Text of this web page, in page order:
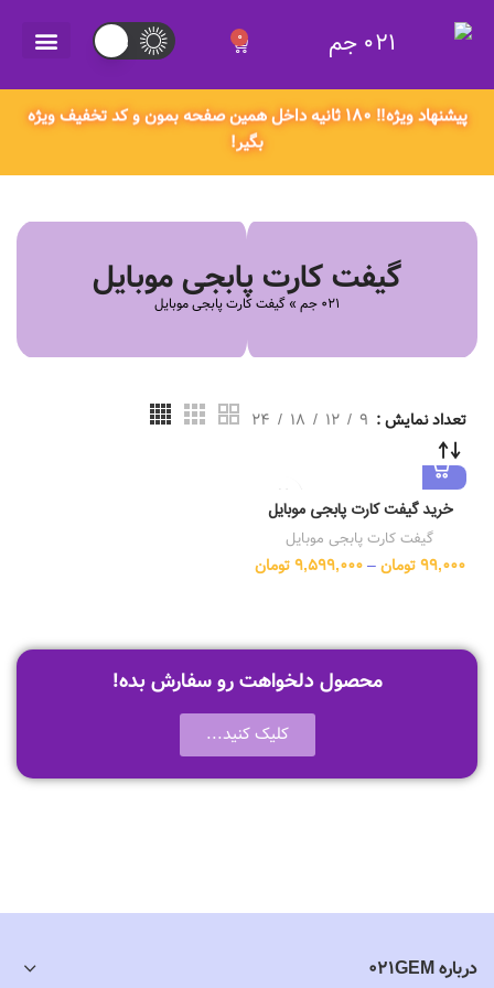
021 جم 0
پیشنهاد ویژه‼️ ۱۸۰ ثانیه داخل همین صفحه بمون و کد تخفیف ویژه
بگیر!
گیفت کارت پابجی موبایل
021 جم » گیفت کارت پابجی موبایل
تعداد نمایش 9
12
18
24
خرید گیفت کارت پابجی موبایل
گیفت کارت پابجی موبایل
99,000 تومان –
9,599,000 تومان
محصول دلخواهت رو سفارش بده!
کلیک کنید...
درباره 021GEM